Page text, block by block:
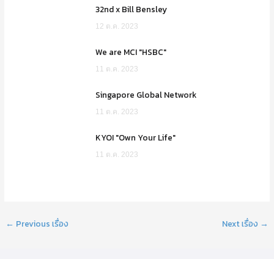
32nd x Bill Bensley
12 ต.ค. 2023
We are MCI "HSBC"
11 ต.ค. 2023
Singapore Global Network
11 ต.ค. 2023
KYOI "Own Your Life"
11 ต.ค. 2023
← Previous เรื่อง Next เรื่อง →